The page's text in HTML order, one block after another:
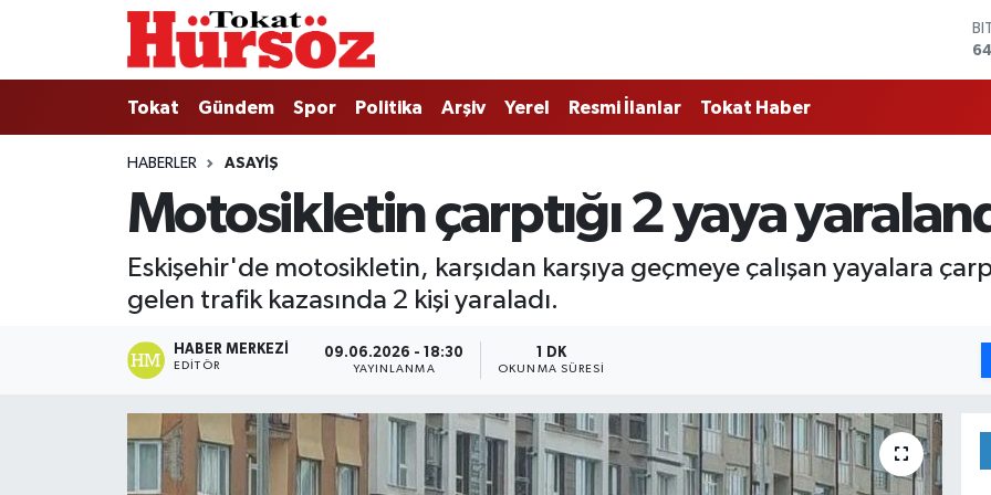
Tokat Gündem Spor Politika Arşiv Yerel Resmi İlanlar Tokat Haber
HABERLER ASAYIŞ
Motosikletin çarptığı 2 yaya
Eskişehir'de motosikletin, karşıdan karşıya geçmeye çalışan yayalara
gelen trafik kazasında 2 kişi yaraladı.
HABER MERKEZI
EDITÖR
09.06.2026 - 18:30
YAYINLANMA
1 DK
OKUNMA SÜRESI
Tokat
Türkiye Gündemi
Gündem
Politika
Nöbetçi Eczaneler
Hava Durumu
Tokat Namaz Vakitleri
Süper Lig Puan Durumu ve Fikstür
Tüm Manşetler
Son Dakika Haberleri
Haber Arşivi